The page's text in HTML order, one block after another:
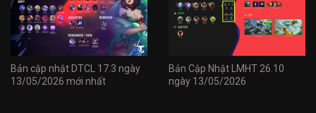
Bản cập nhật DTCL 17.3 ngày
13/05/2026 mới nhất
Bản Cập Nhật LMHT 26.10
ngày 13/05/2026